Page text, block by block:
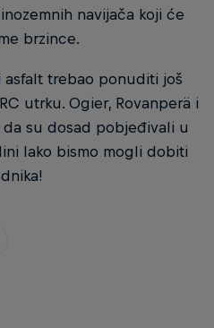
navijača koji će
brzince.
asfalt trebao ponuditi još
utrku. Ogier, Rovanperä i
su dosad pobjeđivali u
lako bismo mogli dobiti